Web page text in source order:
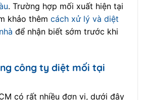
. Trường hợp mối xuất hiện tại
khảo thêm cách xử lý và diệt
để nhận biết sớm trước khi
công ty diệt mối tại
có rất nhiều đơn vị, dưới đây